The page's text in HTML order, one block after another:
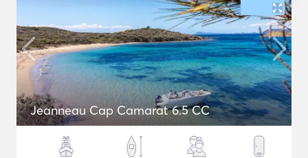
Jeanneau Cap Camarat 6.5 CC